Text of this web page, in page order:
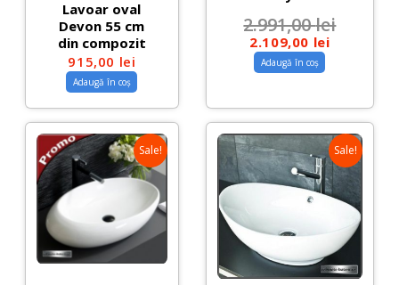
Lavoar oval
Devon 55 cm
din compozit
915,00 lei
Adaugă în coș
2.991,00lei
2.109,00 lei
Adaugă în coș
Sale! Sale!